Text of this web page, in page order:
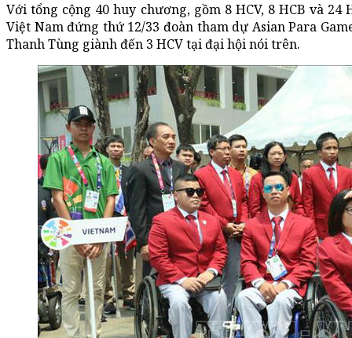
Với tổng cộng 40 huy chương, gồm 8 HCV, 8 HCB và
Việt Nam đứng thứ 12/33 đoàn tham dự Asian Para
Thanh Tùng giành đến 3 HCV tại đại hội nói trên.